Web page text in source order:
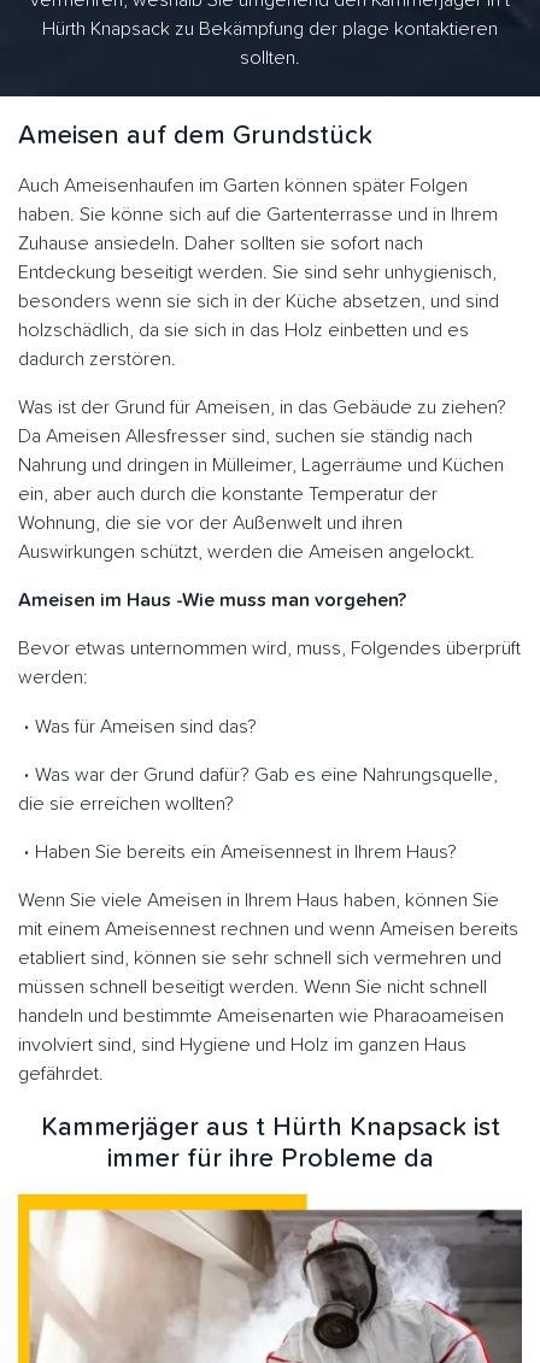
Hürth Knapsack zu Bekämpfung der plage kontaktieren
sollten.
Ameisen auf dem Grundstück
Auch Ameisenhaufen im Garten können später Folgen
haben. Sie könne sich auf die Gartenterrasse und in Ihrem
Zuhause ansiedeln. Daher sollten sie sofort nach
Entdeckung beseitigt werden. Sie sind sehr unhygienisch,
besonders wenn sie sich in der Küche absetzen, und sind
holzschädlich, da sie sich in das Holz einbetten und es
dadurch zerstören.
Was ist der Grund für Ameisen, in das Gebäude zu ziehen?
Da Ameisen Allesfresser sind, suchen sie ständig nach
Nahrung und dringen in Mülleimer, Lagerräume und Küchen
ein, aber auch durch die konstante Temperatur der
Wohnung, die sie vor der Außenwelt und ihren
Auswirkungen schützt, werden die Ameisen angelockt.
Ameisen im Haus -Wie muss man vorgehen?
Bevor etwas unternommen wird, muss, Folgendes überprüft
werden:
Was für Ameisen sind das?
Was war der Grund dafür? Gab es eine Nahrungsquelle,
die sie erreichen wollten?
Haben Sie bereits ein Ameisennest in Ihrem Haus?
Wenn Sie viele Ameisen in Ihrem Haus haben, können Sie
mit einem Ameisennest rechnen und wenn Ameisen bereits
etabliert sind, können sie sehr schnell sich vermehren und
müssen schnell beseitigt werden. Wenn Sie nicht schnell
handeln und bestimmte Ameisenarten wie Pharaoameisen
involviert sind, sind Hygiene und Holz im ganzen Haus
gefährdet.
Kammerjäger aus t Hürth Knapsack ist
immer für ihre Probleme da